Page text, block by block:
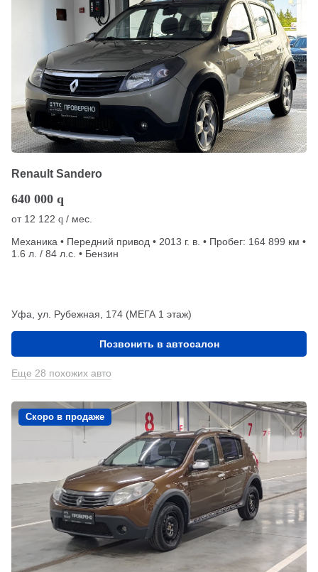
Renault Sandero
640 000 q
от 12 122 q / мес.
Механика • Передний привод • 2013 г. в. • Пробег: 164 899 км •
1.6 л. / 84 л.с. • Бензин
Уфа, ул. Рубежная, 174 (МЕГА 1 этаж)
Позвонить в автосалон
Еще 28 похожих авто
Скоро в продаже